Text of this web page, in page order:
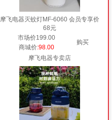
摩飞电器灭蚊灯MF-6060 会员专享价
68元
市场价199.00
购买
商城价:98.00
摩飞电器专卖店